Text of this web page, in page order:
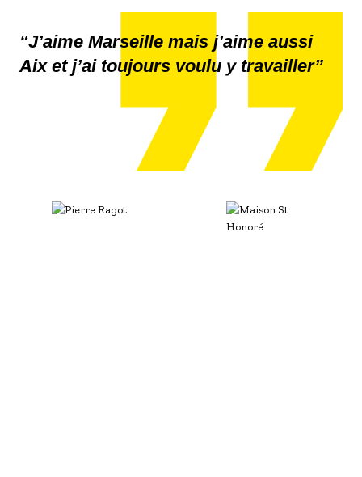
“J’aime Marseille mais j’aime aussi
Aix et j’ai toujours voulu y travailler”
Image Image